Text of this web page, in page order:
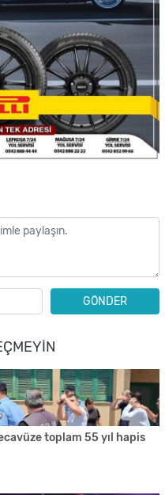
GÖNDER
toplam 55 yıl hapis